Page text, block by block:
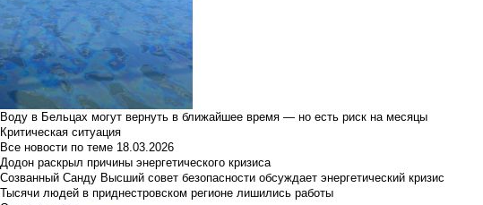
Воду в Бельцах могут вернуть в ближайшее время — но есть риск на месяцы
Критическая ситуация
Все новости по теме 18.03.2026
Додон раскрыл причины энергетического кризиса
Созванный Санду Высший совет безопасности обсуждает энергетический кризис
Тысячи людей в приднестровском регионе лишились работы